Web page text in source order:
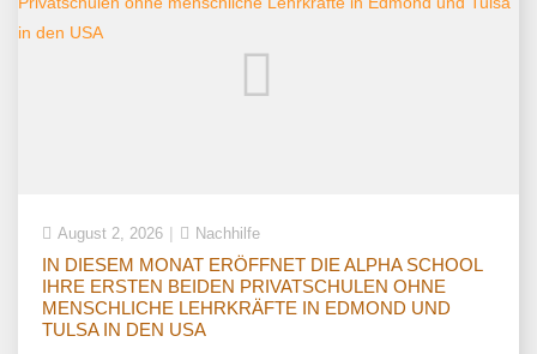
August 2, 2026 Nachhilfe
IN DIESEM MONAT ERÖFFNET DIE ALPHA SCHOOL
IHRE ERSTEN BEIDEN PRIVATSCHULEN OHNE
MENSCHLICHE LEHRKRÄFTE IN EDMOND UND
TULSA IN DEN USA